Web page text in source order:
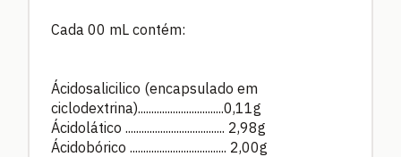
Cada 00 mL contém:
Ácidosalicilico (encapsulado em
ciclodextrina)................................0,11g
Ácidolático ..................................... 2,98g
Ácidobórico .................................... 2,00g